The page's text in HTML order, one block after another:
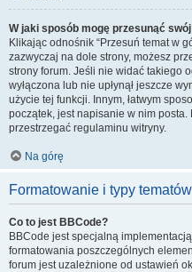
W jaki sposób mogę przesunąć
Klikając odnośnik “Przesuń temat w
zazwyczaj na dole strony, możesz
strony forum. Jeśli nie widać takiego
wyłączona lub nie upłynął jeszcze
użycie tej funkcji. Innym, łatwym
początek, jest napisanie w nim
przestrzegać regulaminu witryny.
Na górę
Formatowanie i typy tematów
Co to jest BBCode?
BBCode jest specjalną
formatowania poszczególnych
forum jest uzależnione od ustawień